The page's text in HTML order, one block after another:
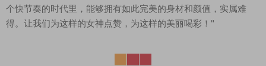
个快节奏的时代里，能够拥有如此完美的身材和颜值，实属难
得。让我们为这样的女神点赞，为这样的美丽喝彩！"